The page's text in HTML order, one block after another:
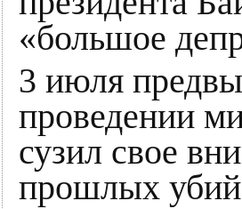
«большое
3 июля
проведении
сузил свое
прошлых